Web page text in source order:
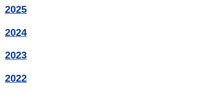
2025
2024
2023
2022